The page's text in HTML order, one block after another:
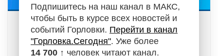
Как защитить свою недвижимость от
мошенников и избежать ошибок при
регистрации
Подпишитесь на наш канал в МАКС,
чтобы быть в курсе всех новостей и
событий Горловки. Перейти в канал
"Горловка.Сегодня". Уже более
14 700 ↑ человек читают канал.